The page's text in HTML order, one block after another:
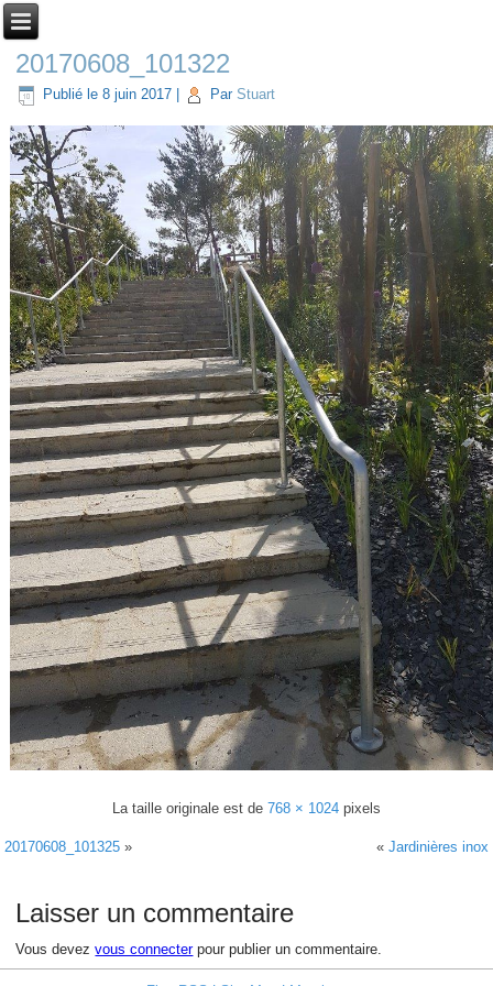
20170608_101322
Publié le 8 juin 2017 Par Stuart
La taille originale est de 768 × 1024 pixels
20170608_101325 » « Jardinières inox
Laisser un commentaire
Vous devezvous connecterpour publier un commentaire.